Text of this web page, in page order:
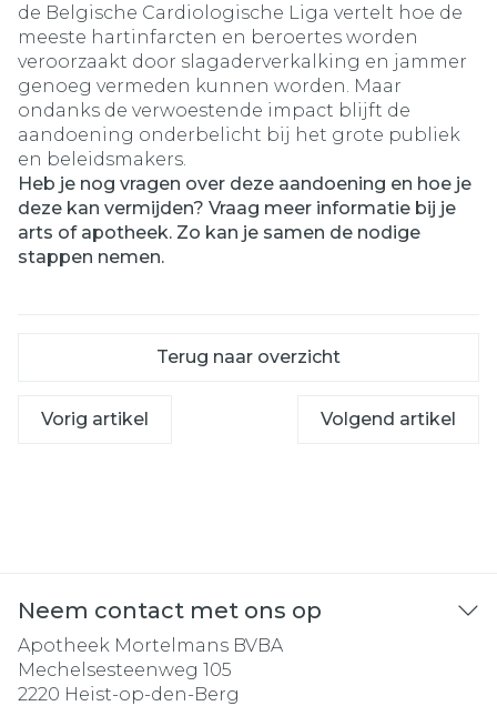
de Belgische Cardiologische Liga vertelt hoe de
meeste hartinfarcten en beroertes worden
veroorzaakt door slagaderverkalking en jammer
genoeg vermeden kunnen worden. Maar
ondanks de verwoestende impact blijft de
aandoening onderbelicht bij het grote publiek
en beleidsmakers.
Heb je nog vragen over deze aandoening en hoe je
deze kan vermijden? Vraag meer informatie bij je
arts of apotheek. Zo kan je samen de nodige
stappen nemen.
Terug naar overzicht
Vorig artikel Volgend artikel
Neem contact met ons op
Apotheek Mortelmans BVBA
Mechelsesteenweg 105
2220 Heist-op-den-Berg